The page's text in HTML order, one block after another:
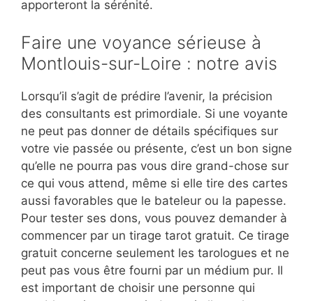
apporteront la sérénité.
Faire une voyance sérieuse à
Montlouis-sur-Loire : notre avis
Lorsqu’il s’agit de prédire l’avenir, la précision
des consultants est primordiale. Si une voyante
ne peut pas donner de détails spécifiques sur
votre vie passée ou présente, c’est un bon signe
qu’elle ne pourra pas vous dire grand-chose sur
ce qui vous attend, même si elle tire des cartes
aussi favorables que le bateleur ou la papesse.
Pour tester ses dons, vous pouvez demander à
commencer par un tirage tarot gratuit. Ce tirage
gratuit concerne seulement les tarologues et ne
peut pas vous être fourni par un médium pur. Il
est important de choisir une personne qui